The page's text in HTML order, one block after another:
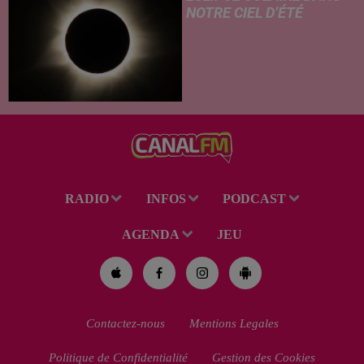
NOTRE CIEL D’ÉTÉ
RADIO INFOS PODCAST
AGENDA JEU
Contactez-nous Mentions Legales
Politique de Confidentialité Gestion des Cookies